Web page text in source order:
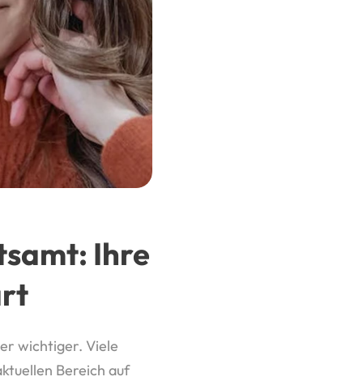
Ihre
wichtiger. Viele
Bereich auf